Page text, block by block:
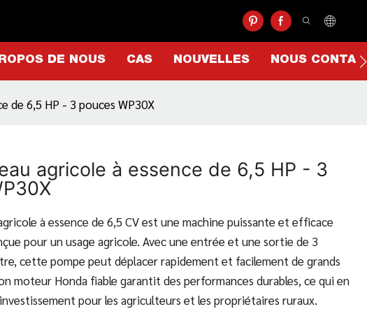
DE NOUS CAS NOUVELLES NOUS
de 6,5 HP - 3 pouces WP30X
agricole à essence de 6,5 HP - 3
à essence de 6,5 CV est une machine puissante et efficace
pour un usage agricole. Avec une entrée et une sortie de 3
cette pompe peut déplacer rapidement et facilement de grands
moteur Honda fiable garantit des performances durables, ce qui en
pour les agriculteurs et les propriétaires ruraux.